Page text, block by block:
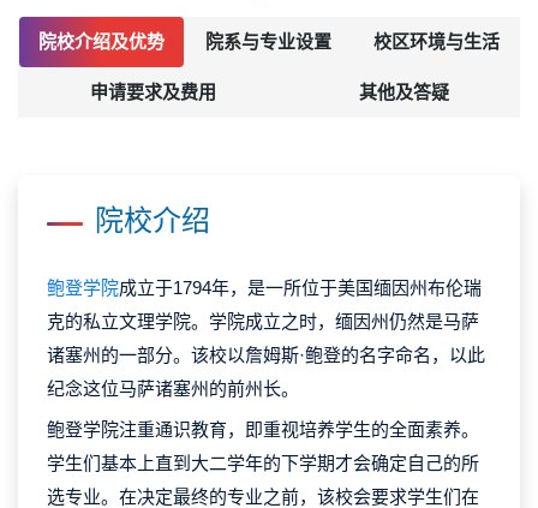
院校介绍及优势 院系与专业设置 校区环境与生活
申请要求及费用 其他及答疑
院校介绍
鲍登学院成立于1794年，是一所位于美国缅因州布伦瑞
克的私立文理学院。学院成立之时，缅因州仍然是马萨
诸塞州的一部分。该校以詹姆斯·鲍登的名字命名，以此
纪念这位马萨诸塞州的前州长。
鲍登学院注重通识教育，即重视培养学生的全面素养。
学生们基本上直到大二学年的下学期才会确定自己的所
选专业。在决定最终的专业之前，该校会要求学生们在